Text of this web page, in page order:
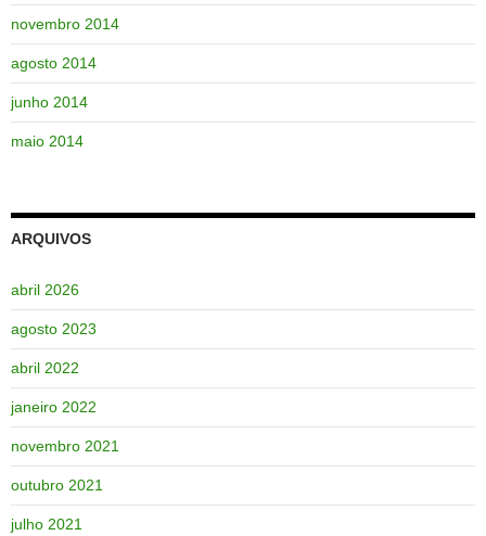
novembro 2014
agosto 2014
junho 2014
maio 2014
ARQUIVOS
abril 2026
agosto 2023
abril 2022
janeiro 2022
novembro 2021
outubro 2021
julho 2021